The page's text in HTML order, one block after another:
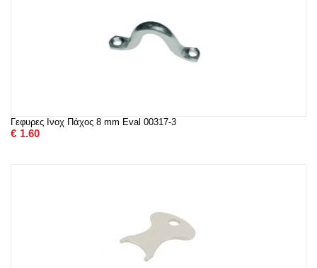
Γεφυρες Ινοχ Πάχος 8 mm Eval 00317-3
€ 1.60